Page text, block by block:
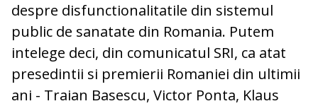
despre disfunctionalitatile din sistemul
public de sanatate din Romania. Putem
intelege deci, din comunicatul SRI, ca atat
presedintii si premierii Romaniei din ultimii
ani - Traian Basescu, Victor Ponta, Klaus